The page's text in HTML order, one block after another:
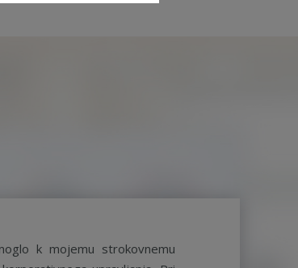
k mojemu strokovnemu